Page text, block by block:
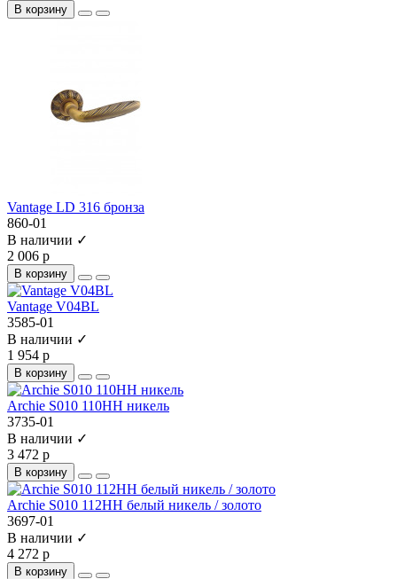
В корзину
Vantage LD 316 бронза
860-01
В наличии ✓
2 006 р
В корзину
Vantage V04BL
3585-01
В наличии ✓
1 954 р
В корзину
Archie S010 110HH никель
3735-01
В наличии ✓
3 472 р
В корзину
Archie S010 112HH белый никель / золото
3697-01
В наличии ✓
4 272 р
В корзину